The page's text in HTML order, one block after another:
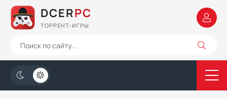
DCERPC
ТОРРЕНТ-ИГРЫ